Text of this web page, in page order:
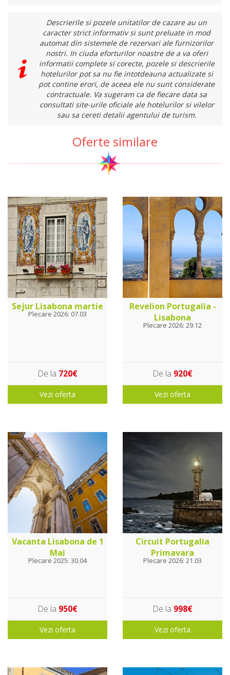
Descrierile si pozele unitatilor de cazare au un
caracter strict informativ si sunt preluate in mod
automat din sistemele de rezervari ale furnizorilor
nostri. In ciuda eforturilor noastre de a va oferi
informatii complete si corecte, pozele si descrierile
hotelurilor pot sa nu fie intotdeauna actualizate si
pot contine erori, de aceea ele nu sunt considerate
contractuale. Va sugeram ca de fiecare data sa
consultati site-urile oficiale ale hotelurilor si vilelor
sau sa cereti detalii agentului de turism.
Oferte similare
Sejur Lisabona martie
Plecare 2026: 07.03
De la 720€
Vezi oferta
Revelion Portugalia -
Lisabona
Plecare 2026: 29.12
De la 920€
Vezi oferta
Vacanta Lisabona de 1
Mai
Plecare 2025: 30.04
De la 950€
Vezi oferta
Circuit Portugalia
Primavara
Plecare 2026: 21.03
De la 998€
Vezi oferta